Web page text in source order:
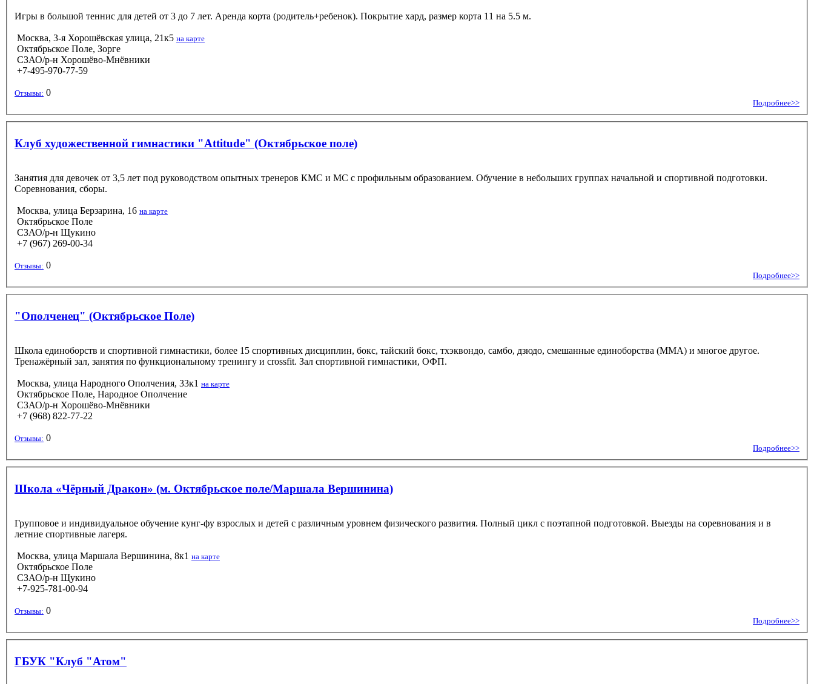
Игры в большой теннис для детей от 3 до 7 лет. Аренда корта (родитель+ребенок). Покрытие хард, размер корта 11 на 5.5 м.
Москва, 3-я Хорошёвская улица, 21к5 на карте
Октябрьское Поле, Зорге
СЗАО/р-н Хорошёво-Мнёвники
+7-495-970-77-59
Отзывы: 0
Подробнее>>
Клуб художественной гимнастики "Attitude" (Октябрьское поле)
Занятия для девочек от 3,5 лет под руководством опытных тренеров КМС и МС с профильным образованием. Обучение в небольших группах начальной и спортивной подготовки.
Соревнования, сборы.
Москва, улица Берзарина, 16 на карте
Октябрьское Поле
СЗАО/р-н Щукино
+7 (967) 269-00-34
Отзывы: 0
Подробнее>>
"Ополченец" (Октябрьское Поле)
Школа единоборств и спортивной гимнастики, более 15 спортивных дисциплин, бокс, тайский бокс, тхэквондо, самбо, дзюдо, смешанные единоборства (ММА) и многое другое.
Тренажёрный зал, занятия по функциональному тренингу и crossfit. Зал спортивной гимнастики, ОФП.
Москва, улица Народного Ополчения, 33к1 на карте
Октябрьское Поле, Народное Ополчение
СЗАО/р-н Хорошёво-Мнёвники
+7 (968) 822-77-22
Отзывы: 0
Подробнее>>
Школа «Чёрный Дракон» (м. Октябрьское поле/Маршала Вершинина)
Групповое и индивидуальное обучение кунг-фу взрослых и детей с различным уровнем физического развития. Полный цикл с поэтапной подготовкой. Выезды на соревнования и в
летние спортивные лагеря.
Москва, улица Маршала Вершинина, 8к1 на карте
Октябрьское Поле
СЗАО/р-н Щукино
+7-925-781-00-94
Отзывы: 0
Подробнее>>
ГБУК "Клуб "Атом"